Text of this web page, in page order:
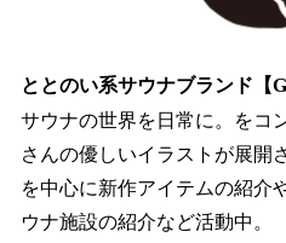
ととのい系サウナブランド【
サウナの世界を日常に。をコ
さんの優しいイラストが展開
を中心に新作アイテムの紹介
ウナ施設の紹介など活動中。